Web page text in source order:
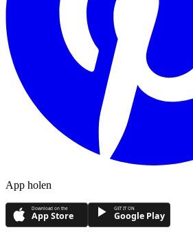
App holen
Download on the
App Store
GET IT ON
Google Play